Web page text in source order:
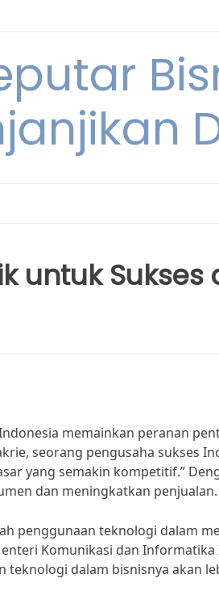
untuk Sukses
memainkan peranan
seorang pengusaha sukses
yang semakin kompetitif.”
dan meningkatkan penjualan.
penggunaan teknologi dalam
Komunikasi dan
teknologi dalam bisnisnya akan